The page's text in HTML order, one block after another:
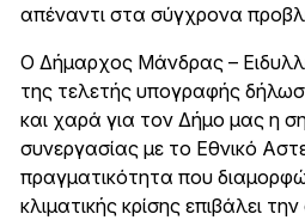
απέναντι στα σύγχρονα
Ο Δήμαρχος Μάνδρας –
της τελετής υπογραφής
και χαρά για τον Δήμο μας η
συνεργασίας με το Εθνικό
πραγματικότητα που
κλιματικής κρίσης επιβάλει